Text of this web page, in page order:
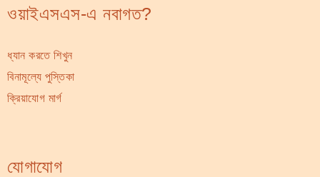
ওয়াইএসএস-এ নবাগত?
ধ্যান করতে শিখুন
বিনামূল্যে পুস্তিকা
ক্রিয়াযোগ মার্গ
যোগাযোগ